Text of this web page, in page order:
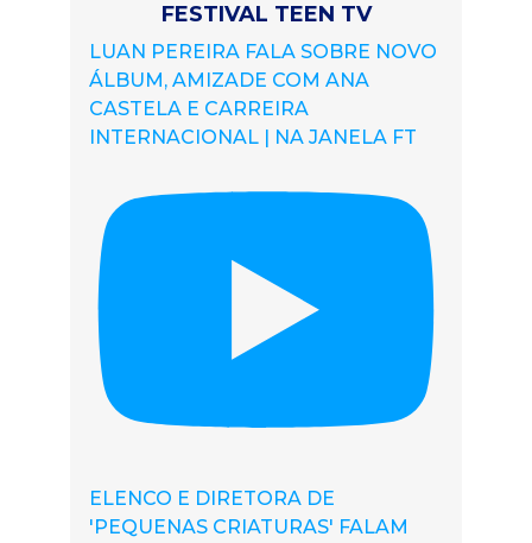
FESTIVAL TEEN TV
LUAN PEREIRA FALA SOBRE NOVO
ÁLBUM, AMIZADE COM ANA
CASTELA E CARREIRA
INTERNACIONAL | NA JANELA FT
ELENCO E DIRETORA DE
'PEQUENAS CRIATURAS' FALAM